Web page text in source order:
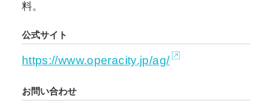
料。
公式サイト
https://www.operacity.jp/ag/
お問い合わせ